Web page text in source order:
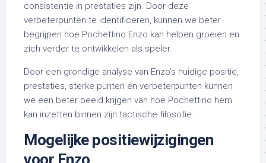
consistentie in prestaties zijn. Door deze
verbeterpunten te identificeren, kunnen we beter
begrijpen hoe Pochettino Enzo kan helpen groeien en
zich verder te ontwikkelen als speler.
Door een grondige analyse van Enzo’s huidige positie,
prestaties, sterke punten en verbeterpunten kunnen
we een beter beeld krijgen van hoe Pochettino hem
kan inzetten binnen zijn tactische filosofie.
Mogelijke positiewijzigingen
voor Enzo